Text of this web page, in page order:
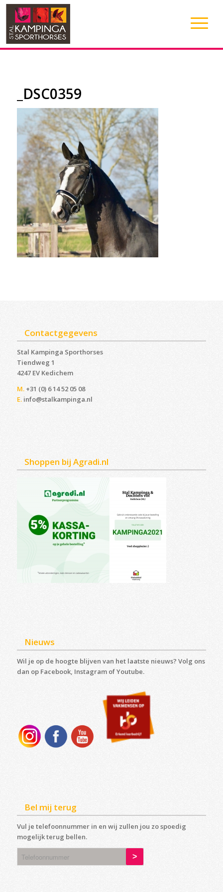
_DSC0359
Contactgegevens
Stal Kampinga Sporthorses
Tiendweg 1
4247 EV Kedichem ‎
M.+31 (0) 6 14 52 05 08
E. info@stalkampinga.nl
Shoppen bij Agradi.nl
Nieuws
Wil je op de hoogte blijven van het laatste nieuws? Volg ons
dan op Facebook, Instagram of Youtube.
Bel mij terug
Vul je telefoonnummer in en wij zullen jou zo spoedig
mogelijk terug bellen.